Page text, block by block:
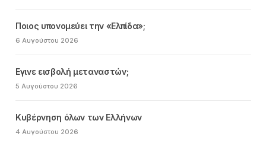
Ποιος υπονομεύει την «Ελπίδα»;
6 Αυγούστου 2026
Εγινε εισβολή μεταναστών;
5 Αυγούστου 2026
Κυβέρνηση όλων των Ελλήνων
4 Αυγούστου 2026